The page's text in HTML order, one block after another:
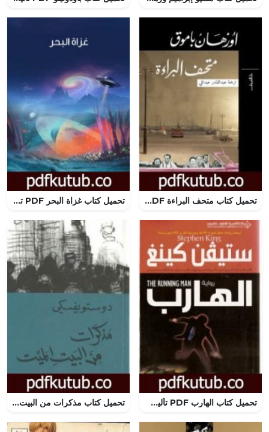
تحميل كتاب متحف البراءة PDF تأليف أورهان باموق مجانا [كامل] تحميل كتاب غزاة البحر PDF تأليف هربرت جورج ويلز مجانا [كامل]
تحميل كتاب الهارب PDF تأليف ستيفن كينغ مجانا [كامل] تحميل كتاب مذكرات من البيت الميت PDF تأليف فيودور دوستويفسكي مجانا [كامل]